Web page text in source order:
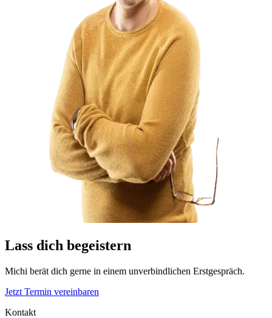
Lass dich begeistern
Michi berät dich gerne in einem unverbindlichen Erstgespräch.
Jetzt Termin vereinbaren
Kontakt